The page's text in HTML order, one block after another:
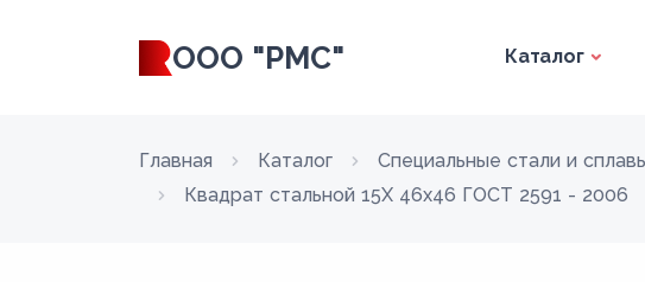
ООО "РМС" Каталог
Главная Каталог Специальные стали и
Квадрат стальной 15Х 46x46 ГОСТ 2591 - 2006